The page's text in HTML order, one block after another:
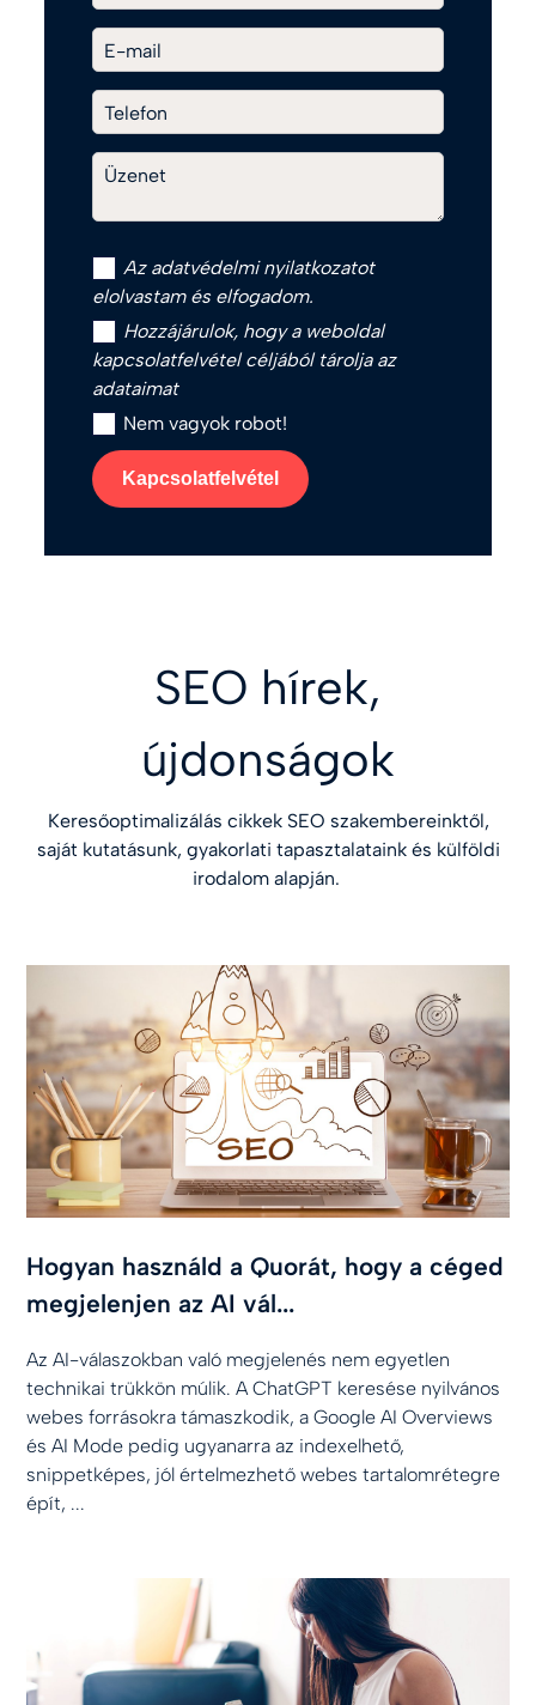
E-mail
Telefon
Üzenet
Az adatvédelmi nyilatkozatot
elolvastam és elfogadom.
Hozzájárulok, hogy a weboldal
kapcsolatfelvétel céljából tárolja az
adataimat
Nem vagyok robot!
Kapcsolatfelvétel
SEO hírek,
újdonságok
Keresőoptimalizálás cikkek SEO szakembereinktől,
saját kutatásunk, gyakorlati tapasztalataink és külföldi
irodalom alapján.
Hogyan használd a Quorát, hogy a céged
megjelenjen az AI vál...
Az AI-válaszokban való megjelenés nem egyetlen
technikai trükkön múlik. A ChatGPT keresése nyilvános
webes forrásokra támaszkodik, a Google AI Overviews
és AI Mode pedig ugyanarra az indexelhető,
snippetképes, jól értelmezhető webes tartalomrétegre
épít, ...